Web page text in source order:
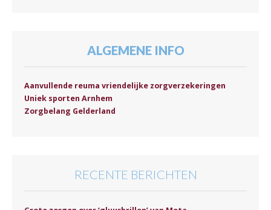
ALGEMENE INFO
Aanvullende reuma vriendelijke zorgverzekeringen
Uniek sporten Arnhem
Zorgbelang Gelderland
RECENTE BERICHTEN